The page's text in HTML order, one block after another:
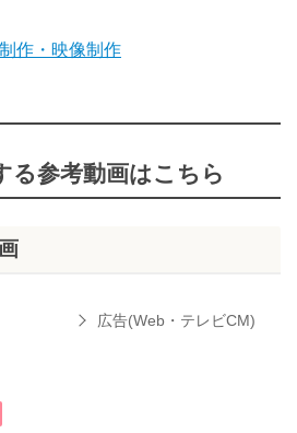
作・映像制作
る参考動画はこちら
広告(Web・テレビCM)